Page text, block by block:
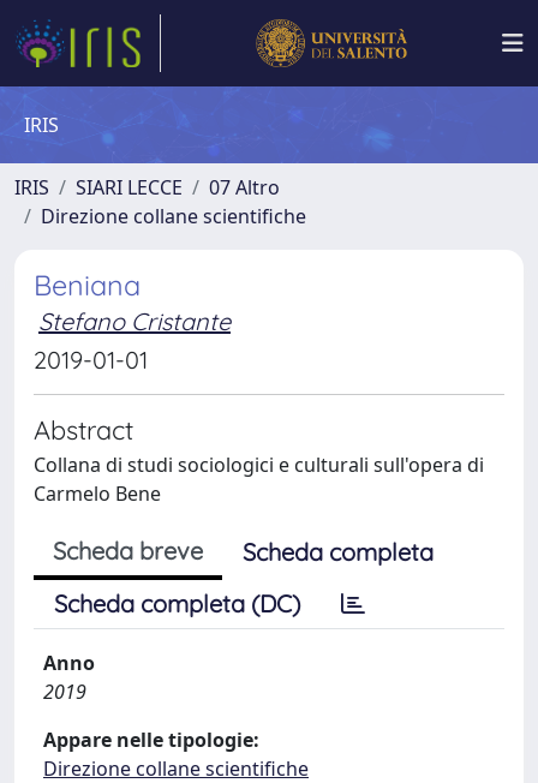
IRIS
IRIS SIARI LECCE
07 Altro
Direzione collane scientifiche
Beniana
Stefano Cristante
2019-01-01
Abstract
Collana di studi sociologici e culturali sull'opera di
Carmelo Bene
Scheda breve
Scheda completa
Scheda completa (DC)
Anno
2019
Appare nelle tipologie:
Direzione collane scientifiche